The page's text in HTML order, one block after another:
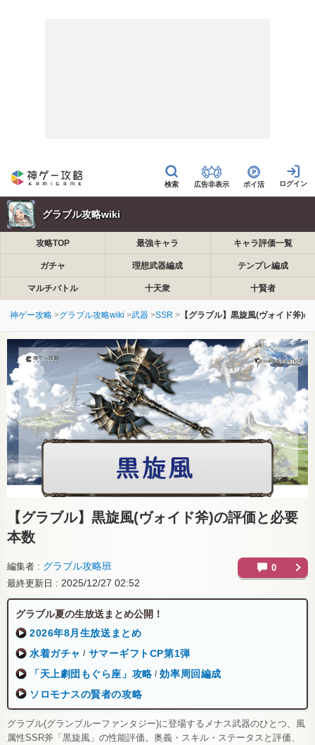
広告非表示 ポイ活
グラブル攻略wiki
攻略TOP 最強キャラ キャラ評価一覧
ガチャ 理想武器編成 テンプレ編成
マルチバトル 十天衆 十賢者
神ゲー攻略 グラブル攻略wiki 武器 SSR 【グラブル】黒旋風(ヴォイド斧)
【グラブル】 黒旋風(ヴォイド斧)の評価と必要
本数
編集者 グラブル攻略班
最終更新日 2025/12/27 02:52
0
グラブル夏の生放送まとめ公開！
2026年8月生放送まとめ
水着ガチャ / サマーギフトCP第1弾
「天上劇団もぐら座」攻略 / 効率周回編成
ソロモナスの賢者の攻略
グラブル(グランブルーファンタジー)に登場するメナス武器のひとつ、風
属性SSR斧「黒旋風」の性能評価。奥義・スキル・ステータスと評価、